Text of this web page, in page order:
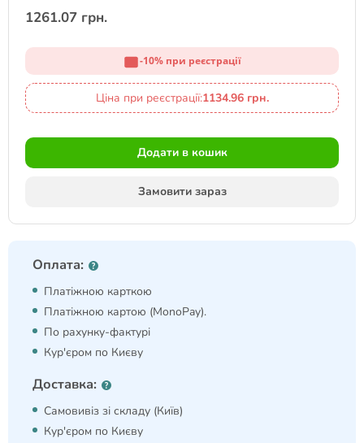
1261.07 грн.
-10% при реєстрації
Ціна при реєстрації:1134.96 грн.
Додати в кошик
Замовити зараз
Оплата:
Платіжною карткою
Платіжною картою (MonoPay).
По рахунку-фактурі
Кур'єром по Києву
Доставка:
Самовивіз зі складу (Київ)
Кур'єром по Києву